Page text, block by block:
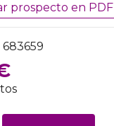
prospecto en PDF
683659